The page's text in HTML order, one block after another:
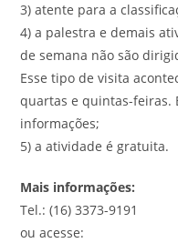
3) atente para a
4) a palestra e demais
de semana não são
Esse tipo de visita
quartas e quintas-feiras.
informações;
5) a atividade é gratuita.
Mais informações:
Tel.: (16) 3373-9191
ou acesse: